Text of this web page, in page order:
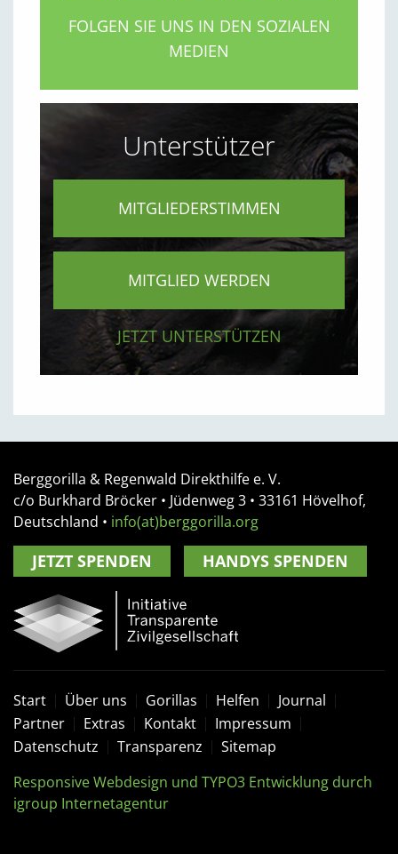
FOLGEN SIE UNS IN DEN SOZIALEN
MEDIEN
Unterstützer
MITGLIEDERSTIMMEN
MITGLIED WERDEN
JETZT UNTERSTÜTZEN
Berggorilla & Regenwald Direkthilfe e. V.
c/o Burkhard Bröcker • Jüdenweg 3 • 33161 Hövelhof,
Deutschland • info(at)berggorilla.org
JETZT SPENDEN HANDYS SPENDEN
Start Über uns Gorillas Helfen
Journal
Partner
Extras Kontakt
Impressum
Datenschutz
Transparenz
Sitemap
Responsive Webdesign und TYPO3 Entwicklung durch
igroup Internetagentur